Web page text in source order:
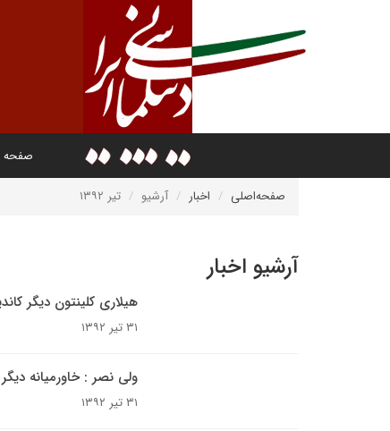
صفحه‌اصلی اخبار آرشیو تیر ۱۳۹۲
آرشیو اخبار
هیلاری کلینتون دیگر
۳۱ تیر ۱۳۹۲
ولی نصر : خاورمیانه
۳۱ تیر ۱۳۹۲